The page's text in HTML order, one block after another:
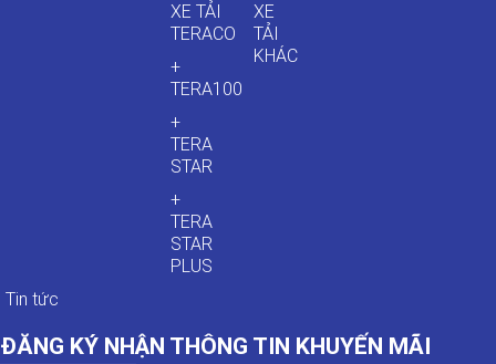
XE TẢI
TERACO
+
TERA100
+
TERA
STAR
+
TERA
STAR
PLUS
XE
TẢI
KHÁC
Tin tức
ĐĂNG KÝ NHẬN THÔNG TIN KHUYẾN MÃI